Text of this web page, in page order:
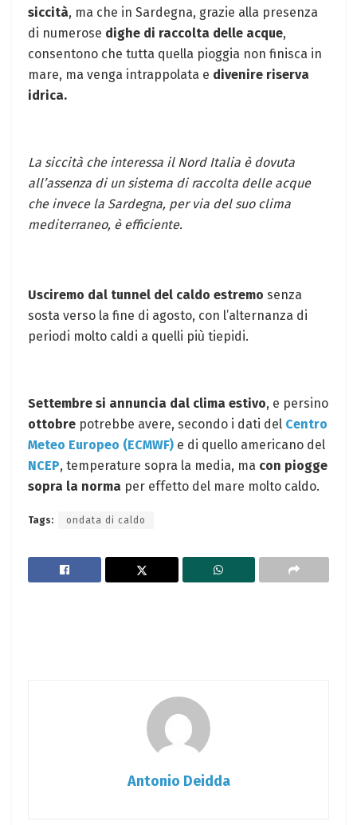
siccità, ma che in Sardegna, grazie alla presenza
di numerose dighe di raccolta delle acque,
consentono che tutta quella pioggia non finisca in
mare, ma venga intrappolata e divenire riserva
idrica.
La siccità che interessa il Nord Italia è dovuta
all’assenza di un sistema di raccolta delle acque
che invece la Sardegna, per via del suo clima
mediterraneo, è efficiente.
Usciremo dal tunnel del caldo estremo senza
sosta verso la fine di agosto, con l’alternanza di
periodi molto caldi a quelli più tiepidi.
Settembre si annuncia dal clima estivo, e persino
ottobre potrebbe avere, secondo i dati del Centro
Meteo Europeo (ECMWF) e di quello americano del
NCEP, temperature sopra la media, ma con piogge
sopra la norma per effetto del mare molto caldo.
Tags: ondata di caldo
Antonio Deidda